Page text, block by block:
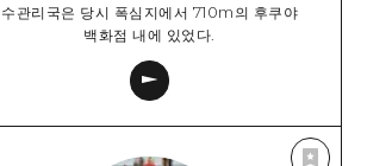
수관리국은 당시 폭심지에서 710m의 후쿠야
백화점 내에 있었다.